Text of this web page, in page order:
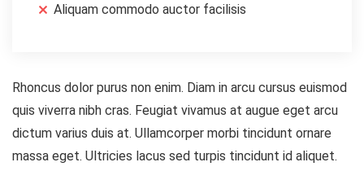
Aliquam commodo auctor facilisis
Rhoncus dolor purus non enim. Diam in arcu cursus euismod
quis viverra nibh cras. Feugiat vivamus at augue eget arcu
dictum varius duis at. Ullamcorper morbi tincidunt ornare
massa eget. Ultricies lacus sed turpis tincidunt id aliquet.